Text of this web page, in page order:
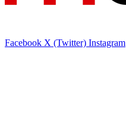
Facebook X (Twitter) Instagram